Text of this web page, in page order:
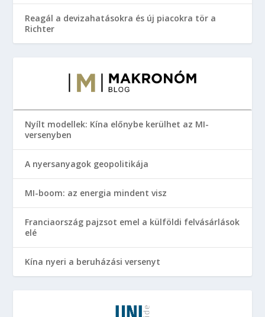
Reagál a devizahatásokra és új piacokra tör a
Richter
Nyílt modellek: Kína előnybe kerülhet az MI-
versenyben
A nyersanyagok geopolitikája
MI-boom: az energia mindent visz
Franciaország pajzsot emel a külföldi felvásárlások
elé
Kína nyeri a beruházási versenyt